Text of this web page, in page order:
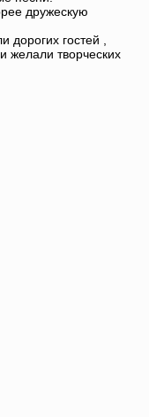
дружескую
дорогих гостей ,
желали творческих